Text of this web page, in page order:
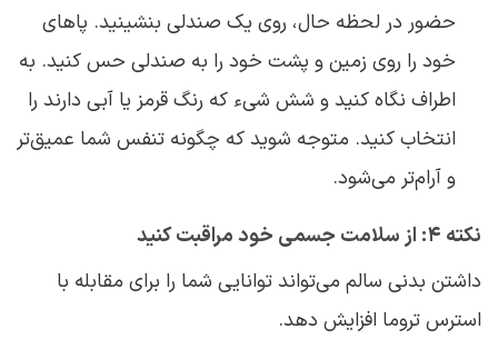
حضور در لحظه حال، روی یک صندلی بنشینید. پاهای
خود را روی زمین و پشت خود را به صندلی حس کنید. به
اطراف نگاه کنید و شش شیء که رنگ قرمز یا آبی دارند را
انتخاب کنید. متوجه شوید که چگونه تنفس شما عمیق‌تر
و آرام‌تر می‌شود.
نکته ۴: از سلامت جسمی خود مراقبت کنید
داشتن بدنی سالم می‌تواند توانایی شما را برای مقابله با
استرس تروما افزایش دهد.